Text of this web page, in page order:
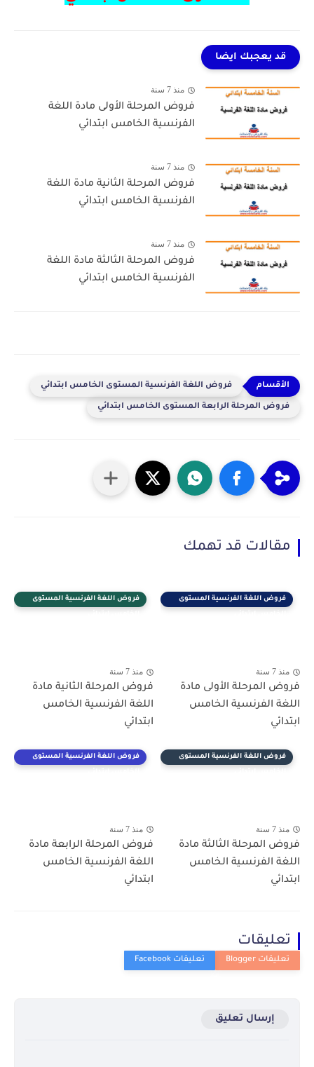
قد يعجبك ايضا
منذ 7 سنة
فروض المرحلة الأولى مادة اللغة
الفرنسية الخامس ابتدائي
منذ 7 سنة
فروض المرحلة الثانية مادة اللغة
الفرنسية الخامس ابتدائي
منذ 7 سنة
فروض المرحلة الثالثة مادة اللغة
الفرنسية الخامس ابتدائي
فروض اللغة الفرنسية المستوى الخامس ابتدائي
فروض المرحلة الرابعة المستوى الخامس ابتدائي
مقالات قد تهمك
فروض اللغة الفرنسية المستوى
منذ 7 سنة
فروض المرحلة الأولى مادة
اللغة الفرنسية الخامس
ابتدائي
فروض اللغة الفرنسية المستوى
منذ 7 سنة
فروض المرحلة الثانية مادة
اللغة الفرنسية الخامس
ابتدائي
فروض اللغة الفرنسية المستوى
منذ 7 سنة
فروض المرحلة الثالثة مادة
اللغة الفرنسية الخامس
ابتدائي
فروض اللغة الفرنسية المستوى
منذ 7 سنة
فروض المرحلة الرابعة مادة
اللغة الفرنسية الخامس
ابتدائي
تعليقات
إرسال تعليق